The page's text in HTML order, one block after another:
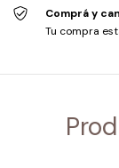
Comprá y
Tu compra